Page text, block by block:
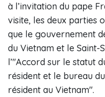
à l’invitation du pape
visite, les deux parties
que le gouvernement
du Vietnam et le Saint-
l’"Accord sur le statut
résident et le bureau
résident au Vietnam".